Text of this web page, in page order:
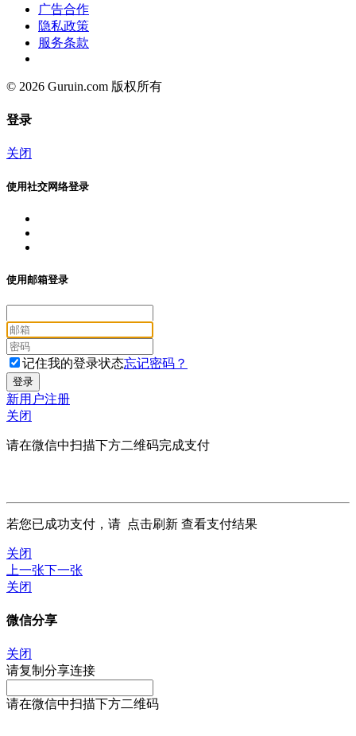
广告合作
隐私政策
服务条款
© 2026 Guruin.com 版权所有
登录
关闭
使用社交网络登录
使用邮箱登录
记住我的登录状态忘记密码？
新用户注册
关闭
请在微信中扫描下方二维码完成支付
若您已成功支付，请 点击刷新 查看支付结果
关闭
上一张下一张
关闭
微信分享
关闭
请复制分享连接
请在微信中扫描下方二维码